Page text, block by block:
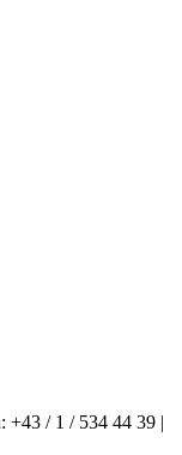
+43 / 1 / 534 44 39 |